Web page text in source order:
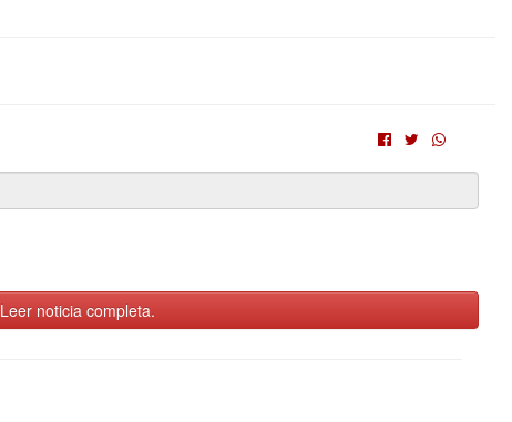
Leer noticia completa.